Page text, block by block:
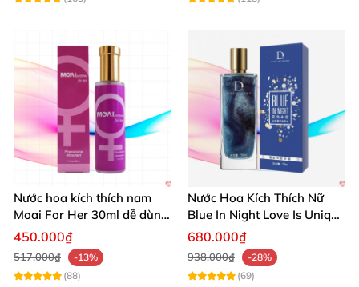
Nước hoa kích thích nam
Moai For Her 30ml dễ dùng
hiệu quả
450.000₫
517.000₫
-13%
(88)
Nước Hoa Kích Thích Nữ
Blue In Night Love Is Unique
Không Mùi
680.000₫
938.000₫
-28%
(69)